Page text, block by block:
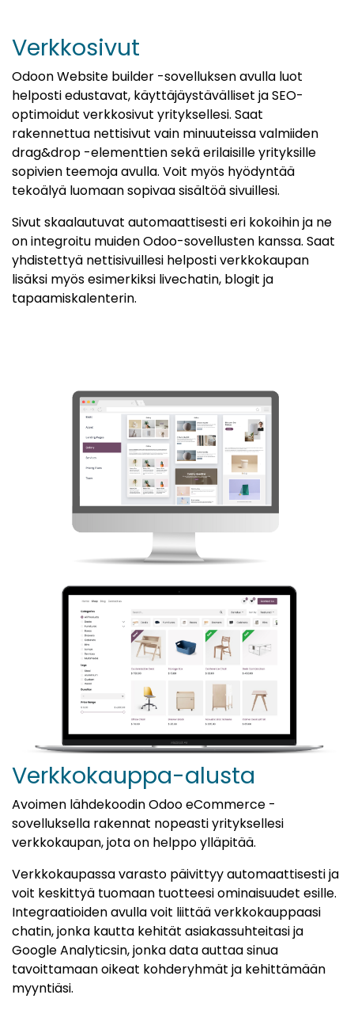
Verkkosivut
Odoon Website builder -sovelluksen avulla luot
helposti edustavat, käyttäjäystävälliset ja SEO-
optimoidut verkkosivut yrityksellesi. Saat
rakennettua nettisivut vain minuuteissa valmiiden
drag&drop -elementtien sekä erilaisille yrityksille
sopivien teemoja avulla. Voit myös hyödyntää
tekoälyä luomaan sopivaa sisältöä sivuillesi.
Sivut skaalautuvat automaattisesti eri kokoihin ja ne
on integroitu muiden Odoo-sovellusten kanssa. Saat
yhdistettyä nettisivuillesi helposti verkkokaupan
lisäksi myös esimerkiksi livechatin, blogit ja
tapaamiskalenterin.
Verkkokauppa-alusta
Avoimen lähdekoodin Odoo eCommerce -
sovelluksella rakennat nopeasti yrityksellesi
verkkokaupan, jota on helppo ylläpitää.
Verkkokaupassa varasto päivittyy automaattisesti ja
voit keskittyä tuomaan tuotteesi ominaisuudet esille.
Integraatioiden avulla voit liittää verkkokauppaasi
chatin, jonka kautta kehität asiakassuhteitasi ja
Google Analyticsin, jonka data auttaa sinua
tavoittamaan oikeat kohderyhmät ja kehittämään
myyntiäsi.